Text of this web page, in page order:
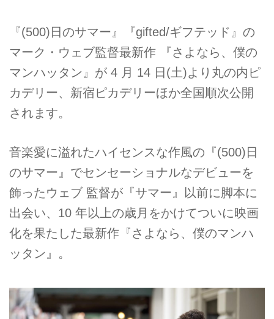
『(500)日のサマー』『gifted/ギフテッド』の
マーク・ウェブ監督最新作 『さよなら、僕の
マンハッタン』が 4 月 14 日(土)より丸の内ピ
カデリー、新宿ピカデリーほか全国順次公開
されます。
音楽愛に溢れたハイセンスな作風の『(500)日
のサマー』でセンセーショナルなデビューを
飾ったウェブ 監督が『サマー』以前に脚本に
出会い、10 年以上の歳月をかけてついに映画
化を果たした最新作『さよなら、僕のマンハ
ッタン』。